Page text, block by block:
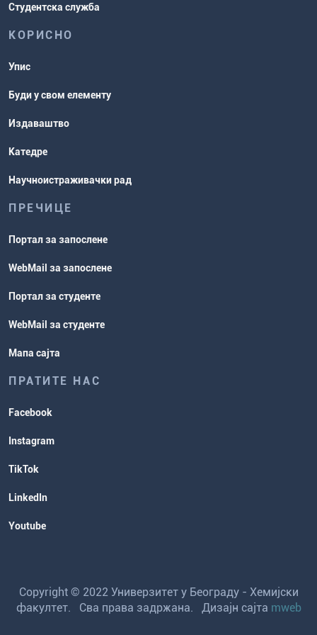
Студентска служба
КОРИСНО
Упис
Буди у свом елементу
Издаваштво
Катедре
Научноистраживачки рад
ПРЕЧИЦЕ
Портал за запослене
WebMail за запослене
Портал за студенте
WebMail за студенте
Мапа сајта
ПРАТИТЕ НАС
Facebook
Instagram
TikTok
LinkedIn
Youtube
Copyright © 2022 Универзитет у Београду - Хемијски
факултет. Сва права задржана. Дизајн сајта mweb